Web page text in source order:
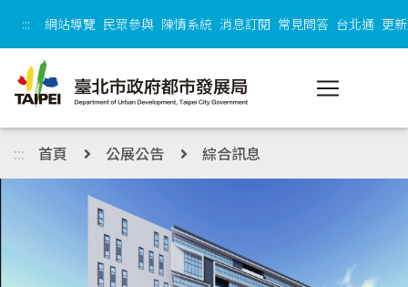
::: 網站導覽 民眾參與 陳情系統 消息訂閱 常見問答 台北通 更
::: 首頁 公展公告 綜合訊息